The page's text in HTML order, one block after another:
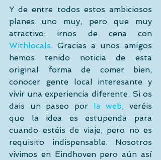
Y de entre todos estos ambiciosos
planes uno muy, pero que muy
Withlocals. Gracias a unos amigos
hemos tenido noticia de esta
original forma de comer bien,
conocer gente local interesante y
vivir una experiencia diferente. Si os
dais un paseo por la web, veréis
que la idea es estupenda para
cuando estéis de viaje, pero no es
requisito indispensable. Nosotros
vivimos en Eindhoven pero aún así